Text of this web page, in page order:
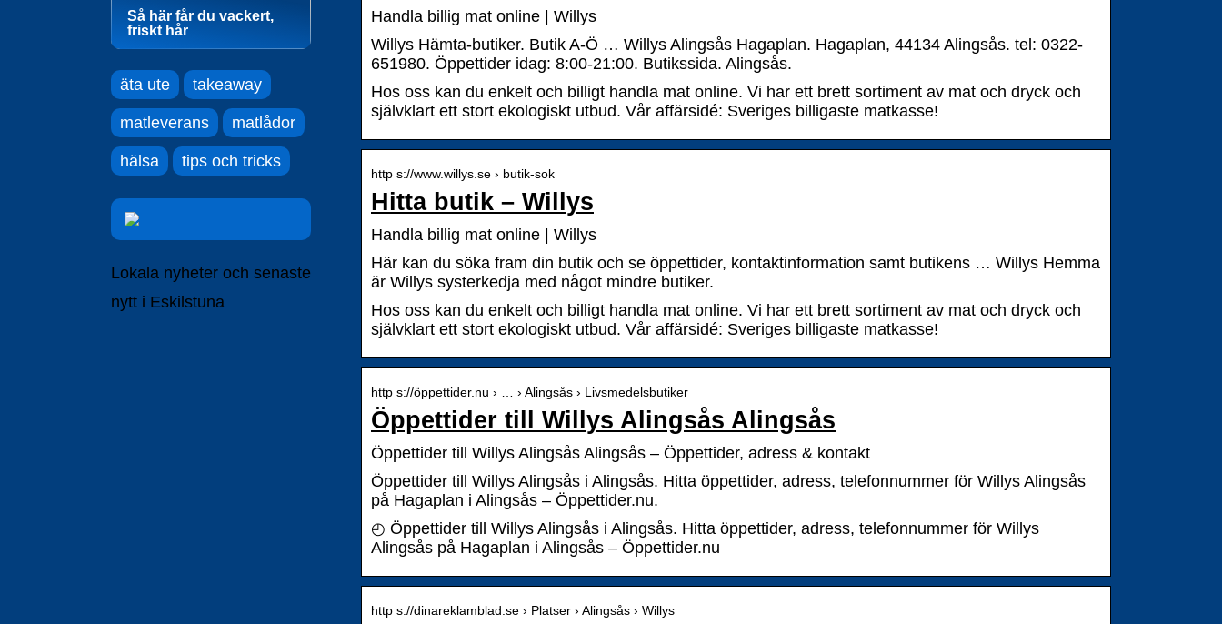
Handla billig mat online | Willys
Willys Hämta-butiker. Butik A-Ö … Willys Alingsås Hagaplan. Hagaplan, 44134 Alingsås. tel: 0322-
651980. Öppettider idag: 8:00-21:00. Butikssida. Alingsås.
Hos oss kan du enkelt och billigt handla mat online. Vi har ett brett sortiment av mat och dryck och
självklart ett stort ekologiskt utbud. Vår affärsidé: Sveriges billigaste matkasse!
http s://www.willys.se › butik-sok
Hitta butik – Willys
Handla billig mat online | Willys
Här kan du söka fram din butik och se öppettider, kontaktinformation samt butikens … Willys Hemma
är Willys systerkedja med något mindre butiker.
Hos oss kan du enkelt och billigt handla mat online. Vi har ett brett sortiment av mat och dryck och
självklart ett stort ekologiskt utbud. Vår affärsidé: Sveriges billigaste matkasse!
http s://öppettider.nu › … › Alingsås › Livsmedelsbutiker
Öppettider till Willys Alingsås Alingsås
Öppettider till Willys Alingsås Alingsås – Öppettider, adress & kontakt
Öppettider till Willys Alingsås i Alingsås. Hitta öppettider, adress, telefonnummer för Willys Alingsås
på Hagaplan i Alingsås – Öppettider.nu.
◴ Öppettider till Willys Alingsås i Alingsås. Hitta öppettider, adress, telefonnummer för Willys
Alingsås på Hagaplan i Alingsås – Öppettider.nu
http s://dinareklamblad.se › Platser › Alingsås › Willys
Så här får du vackert,
friskt hår
äta ute takeaway
matleverans matlådor
hälsa tips och tricks
Lokala nyheter och senaste
nytt i Eskilstuna